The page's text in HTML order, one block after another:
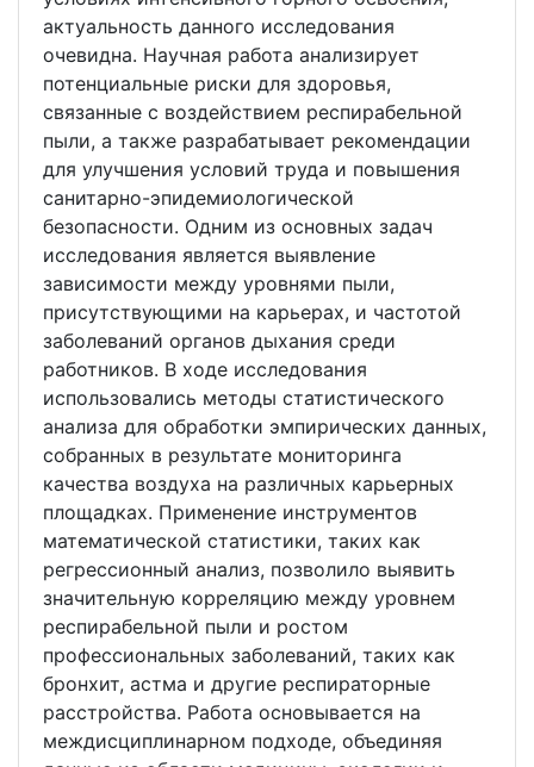
актуальность данного исследования
очевидна. Научная работа анализирует
потенциальные риски для здоровья,
связанные с воздействием респирабельной
пыли, а также разрабатывает рекомендации
для улучшения условий труда и повышения
санитарно-эпидемиологической
безопасности. Одним из основных задач
исследования является выявление
зависимости между уровнями пыли,
присутствующими на карьерах, и частотой
заболеваний органов дыхания среди
работников. В ходе исследования
использовались методы статистического
анализа для обработки эмпирических данных,
собранных в результате мониторинга
качества воздуха на различных карьерных
площадках. Применение инструментов
математической статистики, таких как
регрессионный анализ, позволило выявить
значительную корреляцию между уровнем
респирабельной пыли и ростом
профессиональных заболеваний, таких как
бронхит, астма и другие респираторные
расстройства. Работа основывается на
междисциплинарном подходе, объединяя